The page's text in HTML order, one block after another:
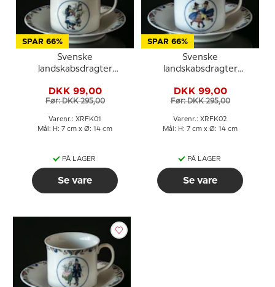
SPAR 66%
Svenske
landskabsdragter
DKK 99,00
Før: DKK 295,00
Varenr.: XRFK01
Mål: H: 7 cm x Ø: 14 cm
PÅ LAGER
Se vare
SPAR 66%
Svenske
landskabsdragter
DKK 99,00
Før: DKK 295,00
Varenr.: XRFK02
Mål: H: 7 cm x Ø: 14 cm
PÅ LAGER
Se vare